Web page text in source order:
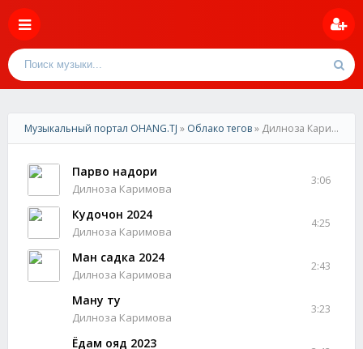
Музыкальный портал OHANG.TJ » Облако тегов» Дилноза Каримова
Парво надори
Дилноза Каримова
3:06
Кудочон 2024
Дилноза Каримова
4:25
Ман садка 2024
Дилноза Каримова
2:43
Ману ту
Дилноза Каримова
3:23
Ёдам ояд 2023